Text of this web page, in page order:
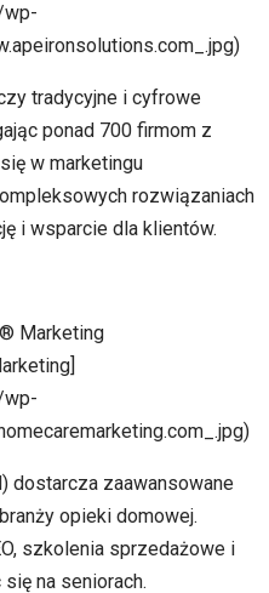
wp-
tradycyjne i cyfrowe
ponad 700 firmom z
w marketingu
rozwiązaniach
i wsparcie dla klientów.
Marketing
wp-
dostarcza zaawansowane
opieki domowej.
szkolenia sprzedażowe i
na seniorach.